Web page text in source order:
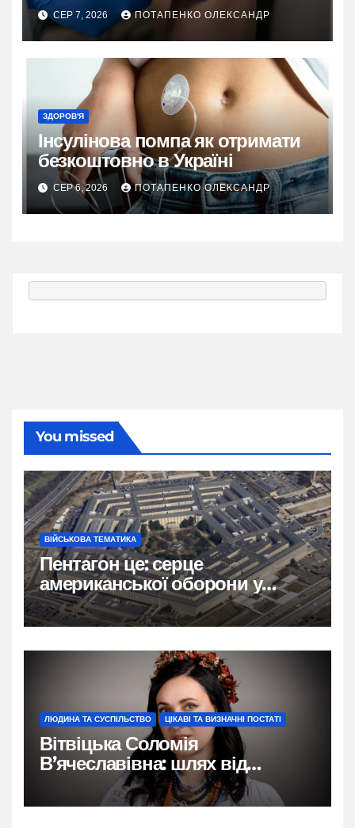
СЕР 7, 2026 ПОТАПЕНКО ОЛЕКСАНДР
ЗДОРОВ'Я
Інсулінова помпа як отримати
безкоштовно в Україні
СЕР 6, 2026 ПОТАПЕНКО ОЛЕКСАНДР
You missed
ВІЙСЬКОВА ТЕМАТИКА
Пентагон це: серце
американської оборони у
формі п’ятикутника
ЛЮДИНА ТА СУСПІЛЬСТВО ЦІКАВІ ТА ВИЗНАЧНІ ПОСТАТІ
Вітвіцька Соломія
В’ячеславівна: шлях від
бродівських коренів до
обличчя ТСН